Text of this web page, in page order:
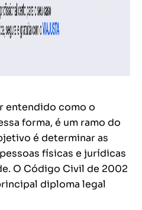
entendido como o
forma, é um ramo do
é determinar as
físicas e jurídicas
O Código Civil de 2002
diploma legal